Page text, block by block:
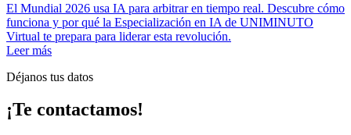
El Mundial 2026 usa IA para arbitrar en tiempo real. Descubre cómo
funciona y por qué la Especialización en IA de UNIMINUTO
Virtual te prepara para liderar esta revolución.
Leer más
Déjanos tus datos
¡Te contactamos!